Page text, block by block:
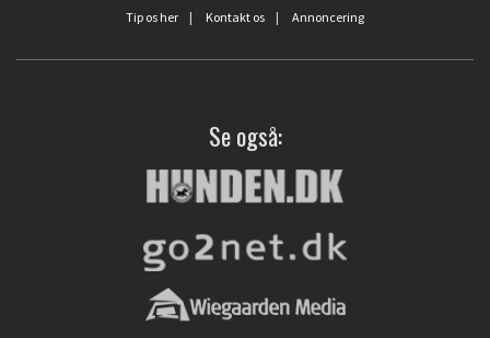
Tip os her | Kontakt os | Annoncering
Se også: